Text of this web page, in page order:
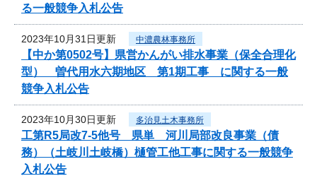
る一般競争入札公告
2023年10月31日更新 中濃農林事務所
【中か第0502号】県営かんがい排水事業（保全合理化
型） 曽代用水六期地区 第1期工事 に関する一般
競争入札公告
2023年10月30日更新 多治見土木事務所
工第R5局改7-5他号 県単 河川局部改良事業（債
務）（土岐川土岐橋）樋管工他工事に関する一般競争
入札公告